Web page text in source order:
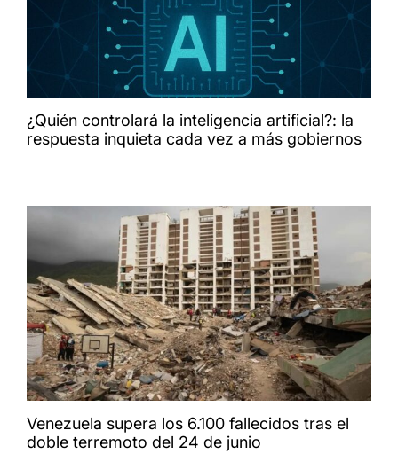
¿Quién controlará la inteligencia artificial?: la
respuesta inquieta cada vez a más gobiernos
Venezuela supera los 6.100 fallecidos tras el
doble terremoto del 24 de junio